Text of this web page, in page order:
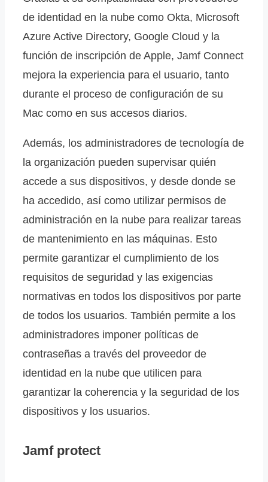
de identidad en la nube como Okta, Microsoft
Azure Active Directory, Google Cloud y la
función de inscripción de Apple, Jamf Connect
mejora la experiencia para el usuario, tanto
durante el proceso de configuración de su
Mac como en sus accesos diarios.
Además, los administradores de tecnología de
la organización pueden supervisar quién
accede a sus dispositivos, y desde donde se
ha accedido, así como utilizar permisos de
administración en la nube para realizar tareas
de mantenimiento en las máquinas. Esto
permite garantizar el cumplimiento de los
requisitos de seguridad y las exigencias
normativas en todos los dispositivos por parte
de todos los usuarios. También permite a los
administradores imponer políticas de
contraseñas a través del proveedor de
identidad en la nube que utilicen para
garantizar la coherencia y la seguridad de los
dispositivos y los usuarios.
Jamf protect